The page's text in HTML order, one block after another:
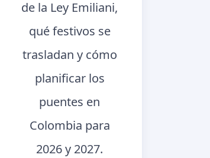
de la Ley Emiliani,
qué festivos se
trasladan y cómo
planificar los
puentes en
Colombia para
2026 y 2027.